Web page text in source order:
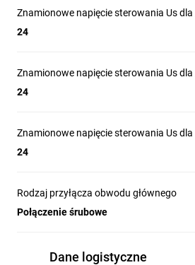
Znamionowe napięcie sterowania Us dla
24
Znamionowe napięcie sterowania Us dla
24
Znamionowe napięcie sterowania Us dla
24
Rodzaj przyłącza obwodu głównego
Połączenie śrubowe
Dane logistyczne